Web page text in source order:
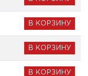
В КОРЗИНУ
В КОРЗИНУ
В КОРЗИНУ